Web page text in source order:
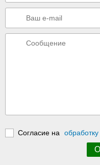
Согласие на